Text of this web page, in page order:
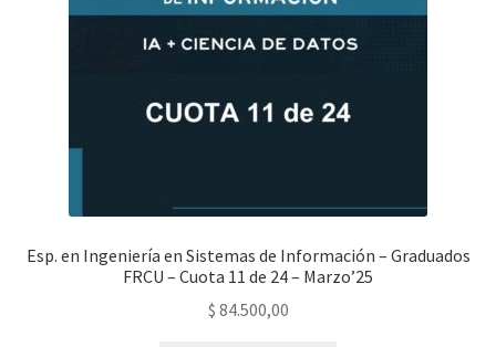
Esp. en Ingeniería en Sistemas de Información – Graduados
FRCU – Cuota 11 de 24 – Marzo’25
$ 84.500,00